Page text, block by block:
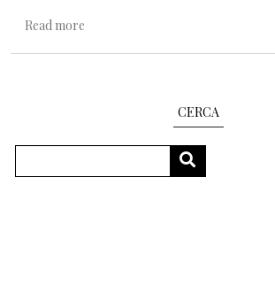
Read more
CERCA
SEARCH